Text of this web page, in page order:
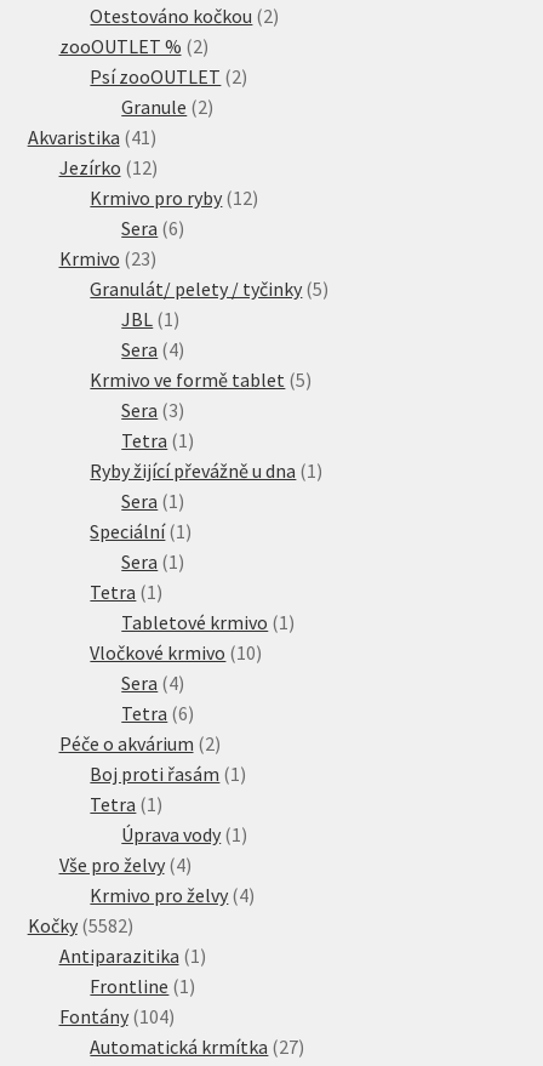
produkty
Otestováno kočkou 22
zooOUTLET % 22
produkty
Psí zooOUTLET 22
Granule 22
Akvaristika 41 41
produktů
Jezírko 1212
produktů
Krmivo pro ryby 1212
Sera 66
Krmivo 2323
produktů
Granulát/ pelety / tyčinky 55
JBL 1 1
produkt
Sera 44
produkty
Krmivo ve formě tablet 55
Sera 33
produkty
Tetra 1 1
produkt
Ryby žijící převážně u dna 1 1
Sera 1 1
produkt
Speciální 1 1
Sera 1 1
Tetra 1 1
produkt
Tabletové krmivo 1 1
Vločkové krmivo 1010
Sera 44
produkty
Tetra 66
produktů
Péče o akvárium 22
produkty
Boj proti řasám 1 1
Tetra 1 1
produkt
Úprava vody 1 1
Vše pro želvy 44
produkty
Krmivo pro želvy 44
Kočky 55825582
produktů
Antiparazitika 1 1
Frontline 1 1
Fontány 104104
produktů
Automatická krmítka 2727